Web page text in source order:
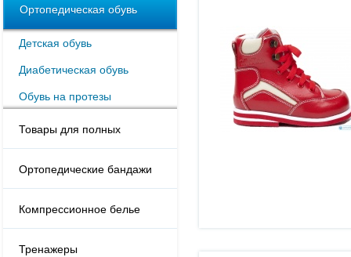
Ортопедическая обувь
Детская обувь
Диабетическая обувь
Обувь на протезы
Товары для полных
Ортопедические бандажи
Компрессионное белье
Тренажеры